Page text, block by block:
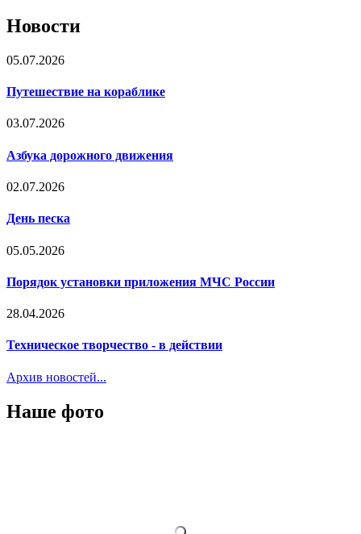
Новости
05.07.2026
Путешествие на кораблике
03.07.2026
Азбука дорожного движения
02.07.2026
День песка
05.05.2026
Порядок установки приложения МЧС России
28.04.2026
Техническое творчество - в действии
Архив новостей...
Наше фото